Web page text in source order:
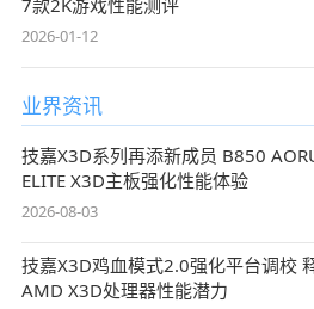
7款2K游戏性能测评
2026-01-12
业界资讯
技嘉X3D系列再添新成员 B850
ELITE X3D主板强化性能体验
2026-08-03
技嘉X3D鸡血模式2.0强化平台调校
AMD X3D处理器性能潜力